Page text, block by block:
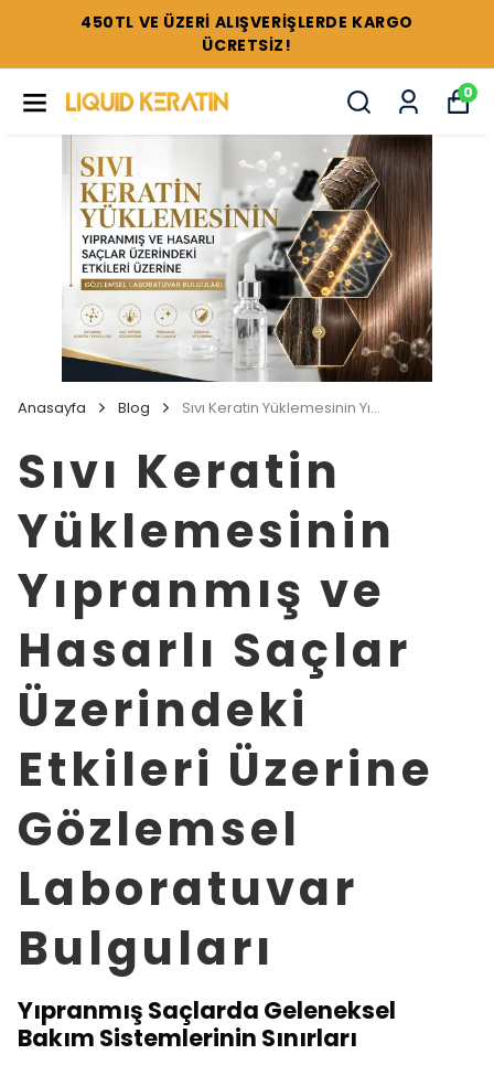
TÜM SETLERDE %44'E VARAN İNDİRİMLER !
0
Anasayfa Blog Sıvı Keratin Yüklemesinin Yıpranmış ve Hasarlı Saçlar Üzerindeki Etkileri Üzerine Gözlemsel Laboratuvar Bulguları
Sıvı Keratin
Yüklemesinin
Yıpranmış ve
Hasarlı Saçlar
Üzerindeki
Etkileri Üzerine
Gözlemsel
Laboratuvar
Bulguları
Yıpranmış Saçlarda Geleneksel
Bakım Sistemlerinin Sınırları